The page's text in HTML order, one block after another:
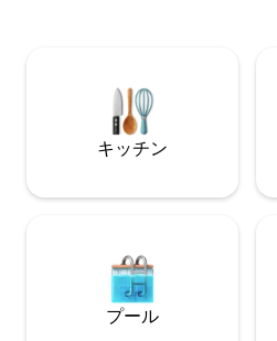
equipada. ¡Disfruta la magia
un entorno único!
キッチン
プール